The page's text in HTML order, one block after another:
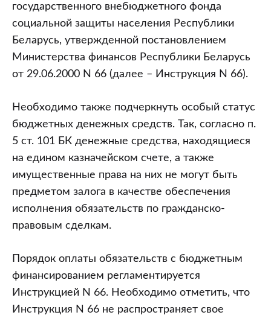
государственного внебюджетного фонда
социальной защиты населения Республики
Беларусь, утвержденной постановлением
Министерства финансов Республики Беларусь
от 29.06.2000 N 66 (далее – Инструкция N 66).
Необходимо также подчеркнуть особый статус
бюджетных денежных средств. Так, согласно п.
5 ст. 101 БК денежные средства, находящиеся
на едином казначейском счете, а также
имущественные права на них не могут быть
предметом залога в качестве обеспечения
исполнения обязательств по гражданско-
правовым сделкам.
Порядок оплаты обязательств с бюджетным
финансированием регламентируется
Инструкцией N 66. Необходимо отметить, что
Инструкция N 66 не распространяет свое